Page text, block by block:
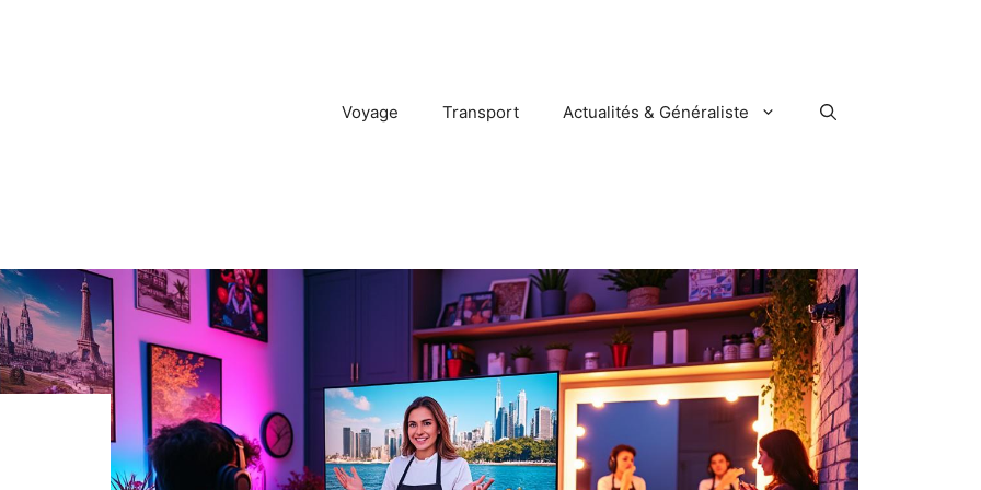
Voyage Transport Actualités & Généraliste